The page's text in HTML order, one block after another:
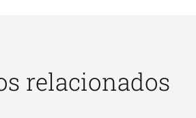
relacionados